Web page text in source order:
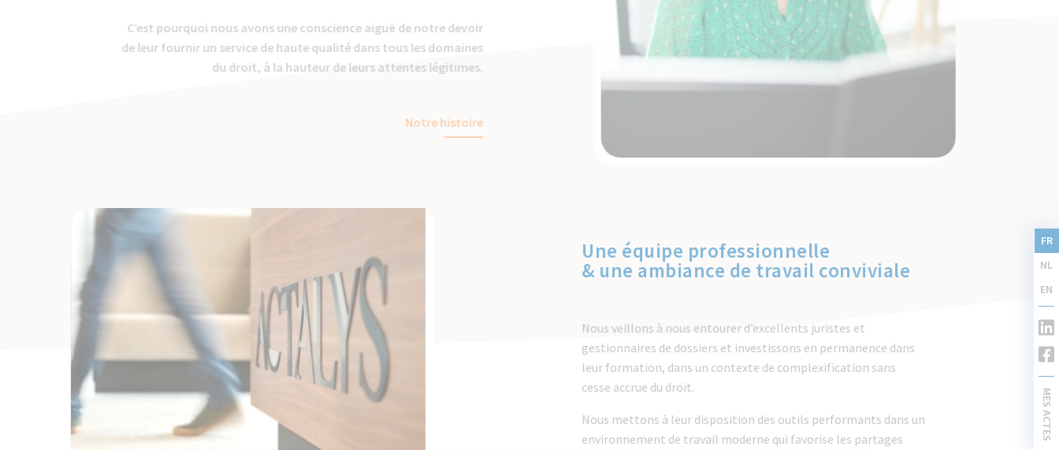
FR
NL
EN
MES ACTES
C’est pourquoi nous avons une conscience aiguë de notre devoir
de leur fournir un service de haute qualité dans tous les domaines
du droit, à la hauteur de leurs attentes légitimes.
Notre histoire
Une équipe professionnelle
& une ambiance de travail conviviale
Nous veillons à nous entourer d’excellents juristes et
gestionnaires de dossiers et investissons en permanence dans
leur formation, dans un contexte de complexification sans
cesse accrue du droit.
Nous mettons à leur disposition des outils performants dans un
environnement de travail moderne qui favorise les partages